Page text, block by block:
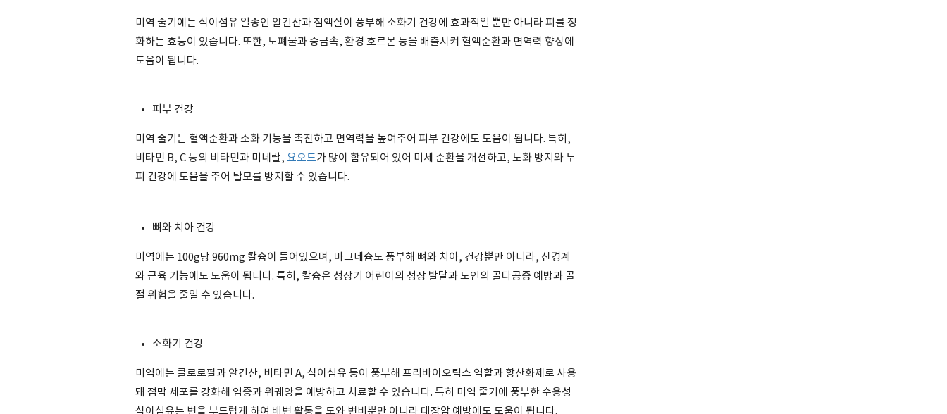
미역 줄기에는 식이섬유 일종인 알긴산과 점액질이 풍부해 소화기 건강에 효과적일 뿐만 아니라 피를 정
화하는 효능이 있습니다. 또한, 노폐물과 중금속, 환경 호르몬 등을 배출시켜 혈액순환과 면역력 향상에
도움이 됩니다.
피부 건강
미역 줄기는 혈액순환과 소화 기능을 촉진하고 면역력을 높여주어 피부 건강에도 도움이 됩니다. 특히,
비타민 B, C 등의 비타민과 미네랄, 요오드가 많이 함유되어 있어 미세 순환을 개선하고, 노화 방지와 두
피 건강에 도움을 주어 탈모를 방지할 수 있습니다.
뼈와 치아 건강
미역에는 100g당 960mg 칼슘이 들어있으며, 마그네슘도 풍부해 뼈와 치아, 건강뿐만 아니라, 신경계
와 근육 기능에도 도움이 됩니다. 특히, 칼슘은 성장기 어린이의 성장 발달과 노인의 골다공증 예방과 골
절 위험을 줄일 수 있습니다.
소화기 건강
미역에는 클로로필과 알긴산, 비타민 A, 식이섬유 등이 풍부해 프리바이오틱스 역할과 항산화제로 사용
돼 점막 세포를 강화해 염증과 위궤양을 예방하고 치료할 수 있습니다. 특히 미역 줄기에 풍부한 수용성
식이섬유는 변을 부드럽게 하여 배변 활동을 도와 변비뿐만 아니라 대장암 예방에도 도움이 됩니다.